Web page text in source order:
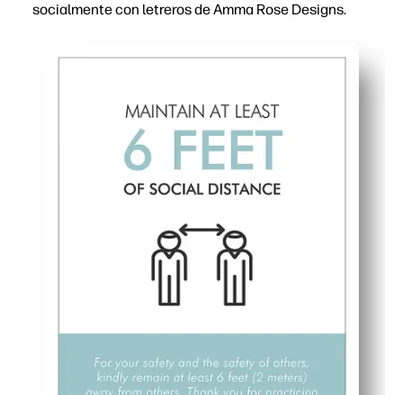
socialmente con letreros de Amma Rose Designs.